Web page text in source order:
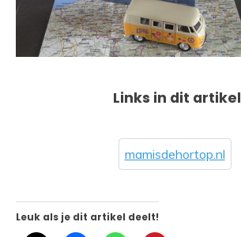
Links in dit artikel
mamisdehortop.nl
Leuk als je dit artikel deelt!